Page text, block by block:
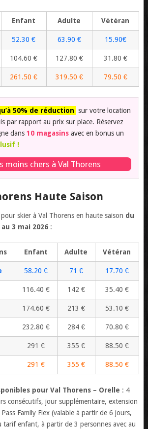
Enfant Adulte Vétéran
52.30 € 63.90 € 15.90€
104.60 € 127.80 € 31.80 €
261.50 € 319.50 € 79.50 €
50% de réduction sur votre location
par rapport au prix sur place. Réservez
dans 10 magasinsavec en bonus un
!
moins chers à Val Thorens
Haute Saison
skier à Val Thorens en haute saison du
3 mai 2026:
Enfant Adulte Vétéran
58.20 € 71 € 17.70 €
116.40 € 142 € 35.40 €
174.60 € 213 € 53.10 €
232.80 € 284 € 70.80 €
291 € 355 € 88.50 €
291 € 355 € 88.50 €
pour Val Thorens – Orelle : 4
consécutifs, jour supplémentaire, extension
Family Flex (valable à partir de 6 jours,
tarif enfant, à partir de 3 personnes avec au